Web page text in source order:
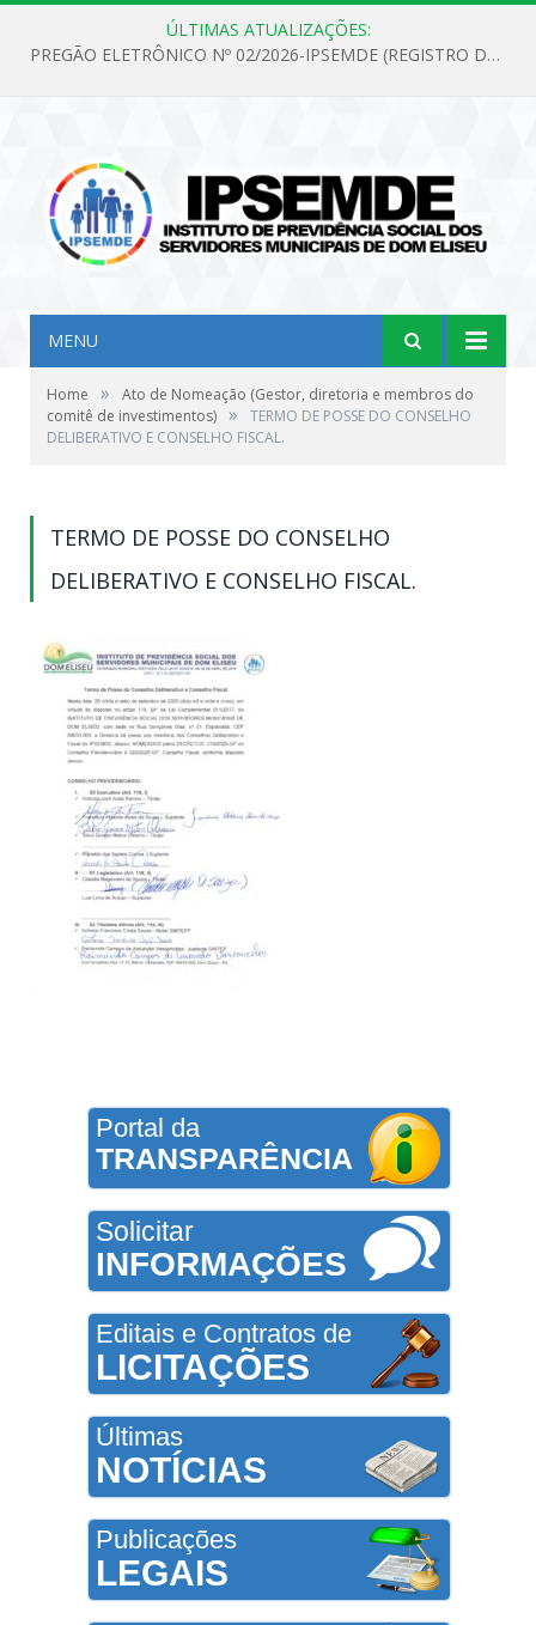
ÚLTIMAS ATUALIZAÇÕES:
PREGÃO ELETRÔNICO Nº 02/2026-IPSEMDE (REGISTRO DE PREÇOS PARA FUTURA E EVENTUAL AQUISIÇÃO DE MATERIAL DE LIMPEZA E GÊNEROS ALIMENTÍCIOS PARA ATENDER AS NECESSIDADES DO INSTITUTO DE PREVIDÊNCIA SOCIAL DOS SERVIDORES MUNICIPAIS DE DOM ELISEU.)
MENU
Home »
Ato de Nomeação (Gestor, diretoria e membros do
comitê de investimentos) »
TERMO DE POSSE DO CONSELHO
DELIBERATIVO E CONSELHO FISCAL.
TERMO DE POSSE DO CONSELHO
DELIBERATIVO E CONSELHO FISCAL.
Portal da
TRANSPARÊNCIA
Solicitar
INFORMAÇÕES
Editais e Contratos de
LICITAÇÕES
Últimas
NOTÍCIAS
Publicações
LEGAIS